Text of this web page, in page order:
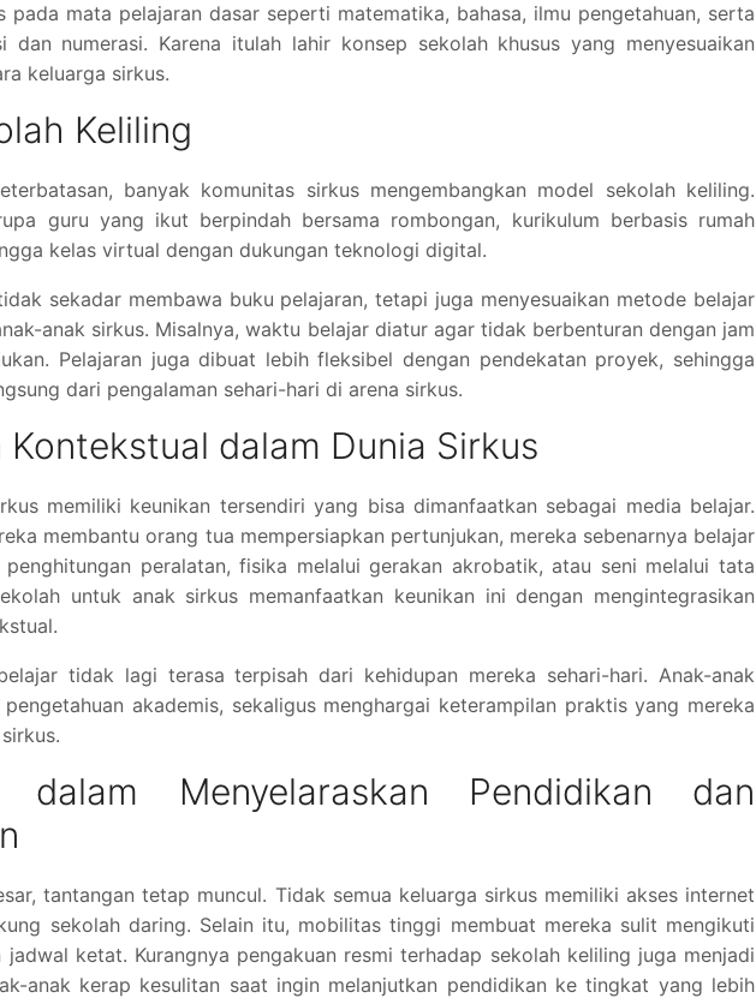
pada mata pelajaran dasar seperti matematika, bahasa, ilmu pengetahuan, serta
dan numerasi. Karena itulah lahir konsep sekolah khusus yang menyesuaikan
keluarga sirkus.
Keliling
banyak komunitas sirkus mengembangkan model sekolah keliling.
guru yang ikut berpindah bersama rombongan, kurikulum berbasis rumah
kelas virtual dengan dukungan teknologi digital.
sekadar membawa buku pelajaran, tetapi juga menyesuaikan metode belajar
anak sirkus. Misalnya, waktu belajar diatur agar tidak berbenturan dengan jam
Pelajaran juga dibuat lebih fleksibel dengan pendekatan proyek, sehingga
dari pengalaman sehari-hari di arena sirkus.
Kontekstual dalam Dunia Sirkus
memiliki keunikan tersendiri yang bisa dimanfaatkan sebagai media belajar.
membantu orang tua mempersiapkan pertunjukan, mereka sebenarnya belajar
penghitungan peralatan, fisika melalui gerakan akrobatik, atau seni melalui tata
untuk anak sirkus memanfaatkan keunikan ini dengan mengintegrasikan
tidak lagi terasa terpisah dari kehidupan mereka sehari-hari. Anak-anak
akademis, sekaligus menghargai keterampilan praktis yang mereka
dalam Menyelaraskan Pendidikan dan
tantangan tetap muncul. Tidak semua keluarga sirkus memiliki akses internet
sekolah daring. Selain itu, mobilitas tinggi membuat mereka sulit mengikuti
ketat. Kurangnya pengakuan resmi terhadap sekolah keliling juga menjadi
anak kerap kesulitan saat ingin melanjutkan pendidikan ke tingkat yang lebih